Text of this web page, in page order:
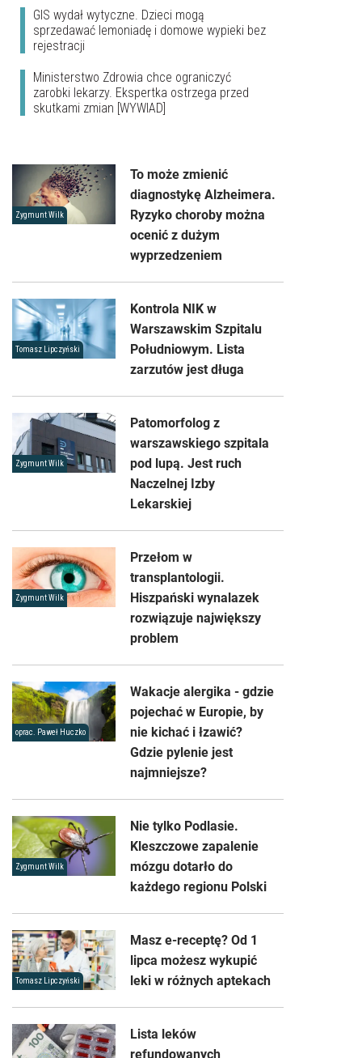
GIS wydał wytyczne. Dzieci mogą
sprzedawać lemoniadę i domowe wypieki bez
rejestracji
Ministerstwo Zdrowia chce ograniczyć
zarobki lekarzy. Ekspertka ostrzega przed
skutkami zmian [WYWIAD]
Zygmunt Wilk
To może zmienić
diagnostykę Alzheimera.
Ryzyko choroby można
ocenić z dużym
wyprzedzeniem
Tomasz Lipczyński
Kontrola NIK w
Warszawskim Szpitalu
Południowym. Lista
zarzutów jest długa
Zygmunt Wilk
Patomorfolog z
warszawskiego szpitala
pod lupą. Jest ruch
Naczelnej Izby
Lekarskiej
Zygmunt Wilk
Przełom w
transplantologii.
Hiszpański wynalazek
rozwiązuje największy
problem
oprac. Paweł Huczko
Wakacje alergika - gdzie
pojechać w Europie, by
nie kichać i łzawić?
Gdzie pylenie jest
najmniejsze?
Zygmunt Wilk
Nie tylko Podlasie.
Kleszczowe zapalenie
mózgu dotarło do
każdego regionu Polski
Tomasz Lipczyński
Masz e-receptę? Od 1
lipca możesz wykupić
leki w różnych aptekach
Lista leków
refundowanych